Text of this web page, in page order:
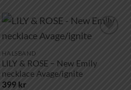
HALSBAND
LILY & ROSE – New Emily
necklace Avage/ignite
399 kr